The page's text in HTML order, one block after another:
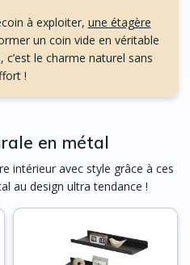
à exploiter, une étagère
un coin vide en véritable
le charme naturel sans
!
en métal
intérieur avec style grâce à ces
au design ultra tendance !